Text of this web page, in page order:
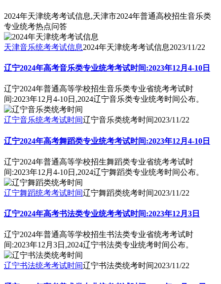
2024年天津统考考试信息,天津市2024年普通高校招生音乐类
专业统考热点问答
天津音乐统考考试信息2024年天津统考考试信息2023/11/22
辽宁2024年高考音乐类专业统考考试时间:2023年12月4-10日
辽宁2024年普通高等学校招生音乐类专业省统考考试时
间:2023年12月4-10日,2024辽宁音乐类专业统考时间公布。
辽宁音乐统考考试时间辽宁音乐类统考时间2023/11/22
辽宁2024年高考舞蹈类专业统考考试时间:2023年12月4-10日
辽宁2024年普通高等学校招生舞蹈类专业省统考考试时
间:2023年12月4-10日,2024辽宁舞蹈类专业统考时间公布。
辽宁舞蹈统考考试时间辽宁舞蹈类统考时间2023/11/22
辽宁2024年高考书法类专业统考考试时间:2023年12月3日
辽宁2024年普通高等学校招生书法类专业省统考考试时
间:2023年12月3日,2024辽宁书法类专业统考时间公布。
辽宁书法统考考试时间辽宁书法类统考时间2023/11/22